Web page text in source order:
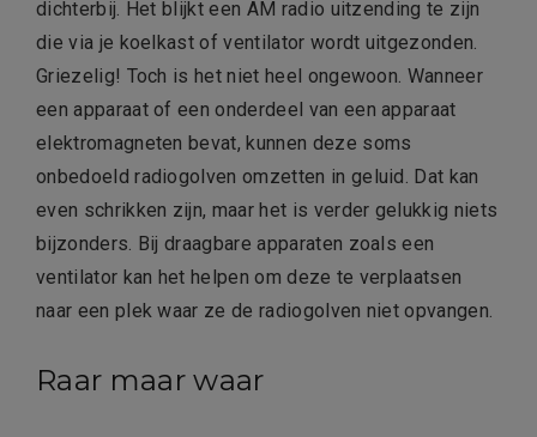
dichterbij. Het blijkt een AM radio uitzending te zijn
die via je koelkast of ventilator wordt uitgezonden.
Griezelig! Toch is het niet heel ongewoon. Wanneer
een apparaat of een onderdeel van een apparaat
elektromagneten bevat, kunnen deze soms
onbedoeld radiogolven omzetten in geluid. Dat kan
even schrikken zijn, maar het is verder gelukkig niets
bijzonders. Bij draagbare apparaten zoals een
ventilator kan het helpen om deze te verplaatsen
naar een plek waar ze de radiogolven niet opvangen.
Raar maar waar